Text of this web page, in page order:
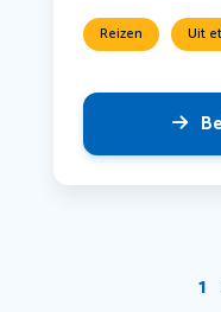
Reizen Uit
1